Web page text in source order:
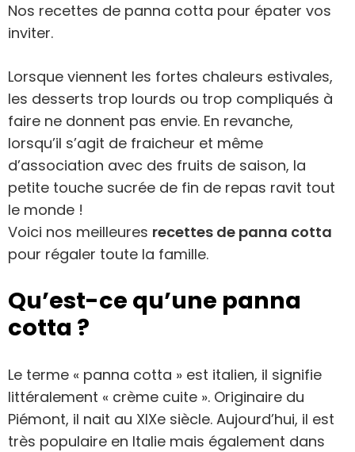
Nos recettes de panna cotta pour épater vos
inviter.
Lorsque viennent les fortes chaleurs estivales,
les desserts trop lourds ou trop compliqués à
faire ne donnent pas envie. En revanche,
lorsqu’il s’agit de fraicheur et même
d’association avec des fruits de saison, la
petite touche sucrée de fin de repas ravit tout
le monde !
Voici nos meilleures recettes de panna cotta
pour régaler toute la famille.
Qu’est-ce qu’une panna
cotta ?
Le terme « panna cotta » est italien, il signifie
littéralement « crème cuite ». Originaire du
Piémont, il nait au XIXe siècle. Aujourd’hui, il est
très populaire en Italie mais également dans